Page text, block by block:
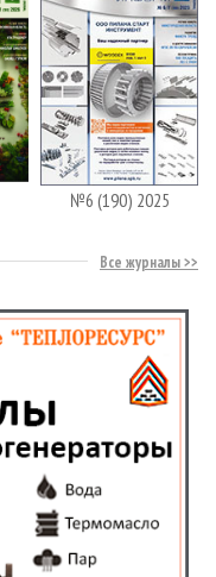
№6 (190) 2025
Все журналы